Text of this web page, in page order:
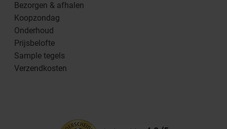
Bezorgen & afhalen
Koopzondag
Onderhoud
Prijsbelofte
Sample tegels
Verzendkosten